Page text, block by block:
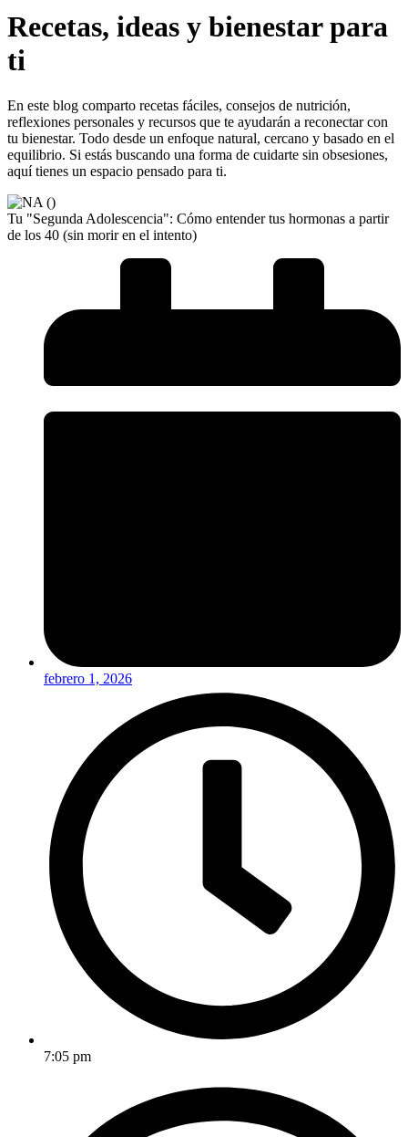
Recetas, ideas y bienestar para
ti
En este blog comparto recetas fáciles, consejos de nutrición,
reflexiones personales y recursos que te ayudarán a reconectar con
tu bienestar. Todo desde un enfoque natural, cercano y basado en el
equilibrio. Si estás buscando una forma de cuidarte sin obsesiones,
aquí tienes un espacio pensado para ti.
Tu "Segunda Adolescencia": Cómo entender tus hormonas a partir
de los 40 (sin morir en el intento)
febrero 1, 2026
7:05 pm